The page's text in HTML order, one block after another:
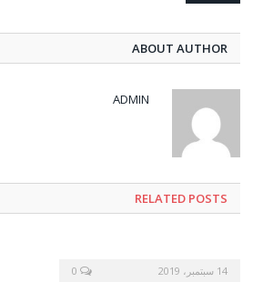
ABOUT AUTHOR
ADMIN
RELATED POSTS
14 سبتمبر، 2019